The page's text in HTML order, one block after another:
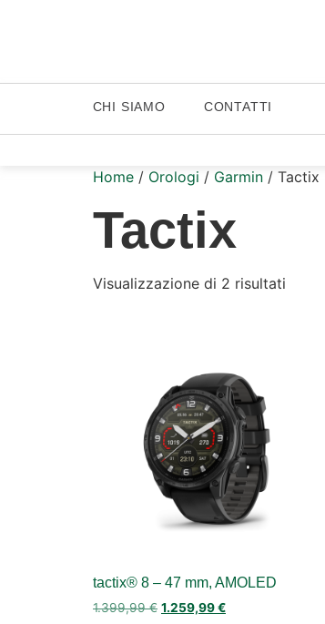
CHI SIAMO CONTATTI
Home / Orologi / Garmin / Tactix
Tactix
Visualizzazione di 2 risultati
tactix® 8 – 47 mm, AMOLED
1.399,99€ 1.259,99€